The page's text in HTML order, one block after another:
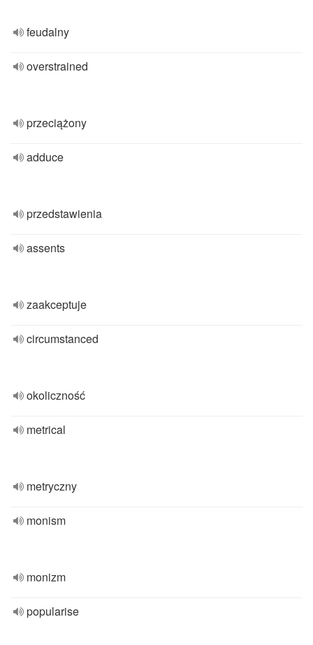
feudalny
overstrained
przeciążony
adduce
przedstawienia
assents
zaakceptuje
circumstanced
okoliczność
metrical
metryczny
monism
monizm
popularise